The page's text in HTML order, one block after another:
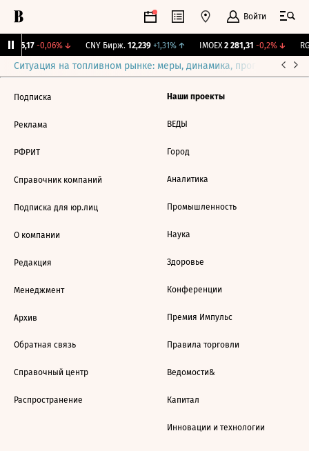
Войти
115,17 -0,06%↓ CNY Бирж. 12,239 +1,31%↑ IMOEX 2 281,31 -0,2%↓
Ситуация на топливном рынке: меры, динамика, прогнозы
Подписка
Реклама
РФРИТ
Справочник компаний
Подписка для юр.лиц
О компании
Редакция
Менеджмент
Архив
Обратная связь
Справочный центр
Распространение
Наши проекты
ВЕДЫ
Город
Аналитика
Промышленность
Наука
Здоровье
Конференции
Премия Импульс
Правила торговли
Ведомости&
Капитал
Инновации и технологии